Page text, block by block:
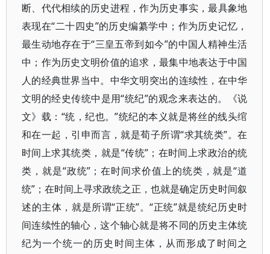
断、代代相续的历史进程，作为历史事实，最具象地
表现在“二十四史”的历史编纂学中；作为历史记忆，
最生动地存在于“三皇五帝到如今”的中国人精神生活
中；作为历史文明价值的追求，最集中地表达于中国
人的经典世界当中。中华文明突出的连续性，在中华
文明的经史传统中是用“统纪”的观念来表达的。《说
文》载：“统，纪也。”统纪的本义就是将丝的线头绾
和在一起，引申而言，就是荀子所谓“求其统类”。在
时间上求其统类，就是“传统”；在时间上求政治的统
类，就是“政统”；在时间求价值上的统类，就是“道
统”；在时间上寻求政统之正，也就是确定历史时间叙
述的主体，就是所谓“正统”。“正统”就是统纪历史时
间连续性的轴心，这个轴心就是将不同的历史主体统
纪为一个统一的历史时间主体，从而形成了时间之